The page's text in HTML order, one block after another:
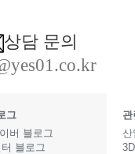
상담 문의
그
버 블로그
블로그
관
산